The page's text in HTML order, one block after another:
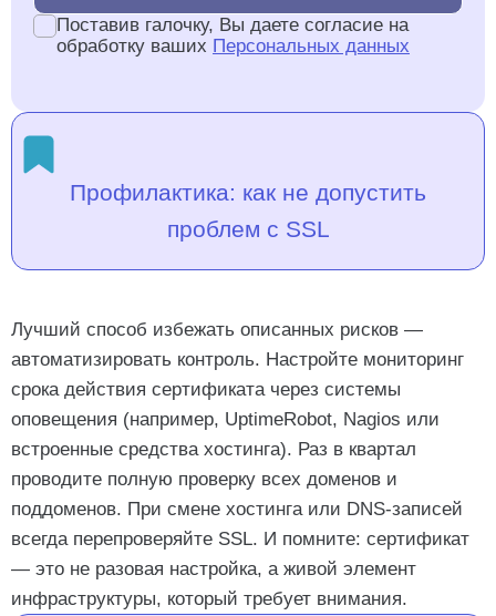
Поставив галочку, Вы даете согласие на
обработку ваших Персональных данных
Профилактика: как не допустить
проблем с SSL
Лучший способ избежать описанных рисков —
автоматизировать контроль. Настройте мониторинг
срока действия сертификата через системы
оповещения (например, UptimeRobot, Nagios или
встроенные средства хостинга). Раз в квартал
проводите полную проверку всех доменов и
поддоменов. При смене хостинга или DNS-записей
всегда перепроверяйте SSL. И помните: сертификат
— это не разовая настройка, а живой элемент
инфраструктуры, который требует внимания.